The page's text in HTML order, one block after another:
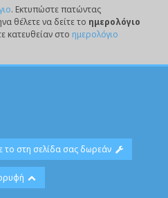
. Eκτυπώστε πατώντας
θέλετε να δείτε το ημερολόγιο
κατευθείαν στο ημερολόγιο
το στη σελίδα σας δωρεάν